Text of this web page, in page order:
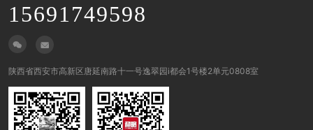
工作流程
15691749598
 
陕西省西安市高新区唐延南路十一号逸翠园i都会1号楼2单元0808室